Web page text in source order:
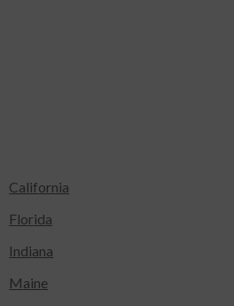
California
Florida
Indiana
Maine